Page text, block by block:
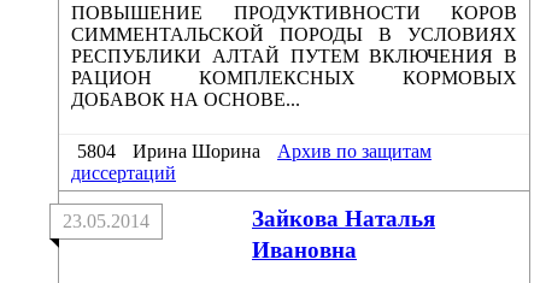
ПОВЫШЕНИЕ ПРОДУКТИВНОСТИ КОРОВ
СИММЕНТАЛЬСКОЙ ПОРОДЫ В УСЛОВИЯХ
РЕСПУБЛИКИ АЛТАЙ ПУТЕМ ВКЛЮЧЕНИЯ В
РАЦИОН КОМПЛЕКСНЫХ КОРМОВЫХ
ДОБАВОК НА ОСНОВЕ...
5804 Ирина Шорина
Архив по защитам
диссертаций
Зайкова Наталья
Ивановна
23.05.2014